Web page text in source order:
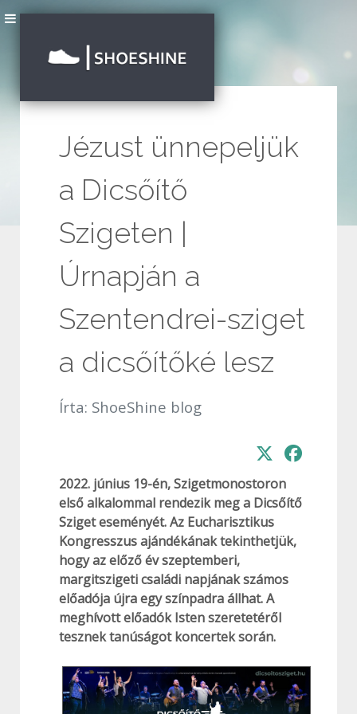
Jézust ünnepeljük
a Dicsőítő
Szigeten |
Úrnapján a
Szentendrei-sziget
a dicsőítőké lesz
Írta: ShoeShine blog
2022. június 19-én, Szigetmonostoron
első alkalommal rendezik meg a Dicsőítő
Sziget eseményét. Az Eucharisztikus
Kongresszus ajándékának tekinthetjük,
hogy az előző év szeptemberi,
margitszigeti családi napjának számos
előadója újra egy színpadra állhat. A
meghívott előadók Isten szeretetéről
tesznek tanúságot koncertek során.